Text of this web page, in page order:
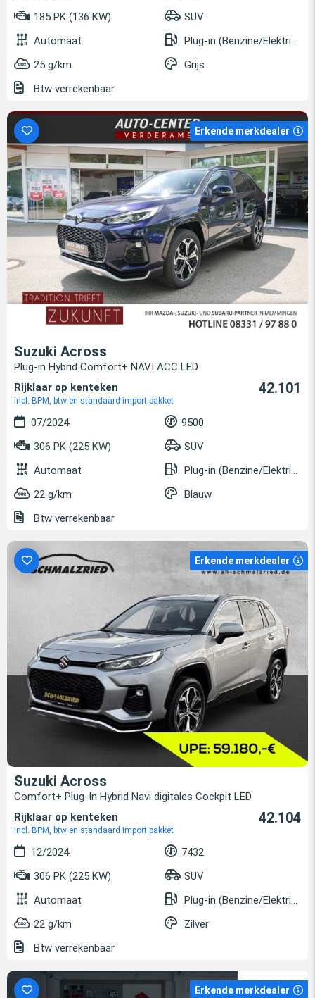
185 PK (136 KW)
SUV
Automaat
Plug-in (Benzine/Elektrisch)
25 g/km
Grijs
Btw verrekenbaar
Erkende merkdealer
Suzuki Across
Plug-in Hybrid Comfort+ NAVI ACC LED
Rijklaar op kenteken
incl. BPM, btw en standaard import pakket
42.101
07/2024
9500
306 PK (225 KW)
SUV
Automaat
Plug-in (Benzine/Elektrisch)
22 g/km
Blauw
Btw verrekenbaar
Erkende merkdealer
Suzuki Across
Comfort+ Plug-In Hybrid Navi digitales Cockpit LED
Rijklaar op kenteken
incl. BPM, btw en standaard import pakket
42.104
12/2024
7432
306 PK (225 KW)
SUV
Automaat
Plug-in (Benzine/Elektrisch)
22 g/km
Zilver
Btw verrekenbaar
Erkende merkdealer